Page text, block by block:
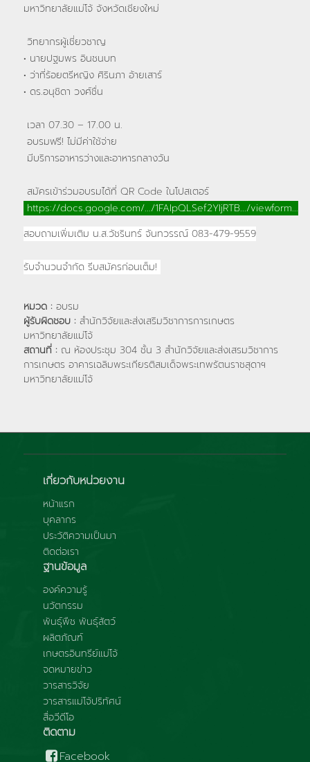
มหาวิทยาลัยแม่โจ้ จังหวัดเชียงใหม่
วิทยากรผู้เชี่ยวชาญ
• นายปฐมพร อินชนบท
• ว่าที่ร้อยตรีหญิง ศิรินภา อ้ายเสาร์
• ดร.อนุชิดา วงศ์ชื่น
เวลา 07.30 – 17.00 น.
อบรมฟรี! ไม่มีค่าใช้จ่าย
มีบริการอาหารว่างและอาหารกลางวัน
สมัครเข้าร่วมอบรมได้ที่ QR Code ในโปสเตอร์
https://docs.google.com/.../1FAIpQLSef2YIjRTB.../viewform...
สอบถามเพิ่มเติม น.ส.วัชรินทร์ จันทวรรณ์ 083-479-9559
รับจำนวนจำกัด รีบสมัครก่อนเต็ม!
หมวด : อบรม
ผู้รับผิดชอบ : สำนักวิจัยและส่งเสริมวิชาการการเกษตร
มหาวิทยาลัยแม่โจ้
สถานที่ : ณ ห้องประชุม 304 ชั้น 3 สำนักวิจัยและส่งเสรมวิชาการ
การเกษตร อาคารเฉลิมพระเกียรติสมเด็จพระเทพรัตนราชสุดาฯ
มหาวิทยาลัยแม่โจ้
เกี่ยวกับหน่วยงาน
หน้าแรก
บุคลากร
ประวัติความเป็นมา
ติดต่อเรา
ฐานข้อมูล
องค์ความรู้
นวัตกรรม
พันธุ์พืช พันธุ์สัตว์
ผลิตภัณฑ์
เกษตรอินทรีย์แม่โจ้
จดหมายข่าว
วารสารวิจัย
วารสารแม่โจ้ปริทัศน์
สื่อวีดีโอ
ติดตาม
Facebook